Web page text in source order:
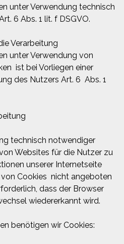
unter Verwendung technisch
6 Abs. 1 lit. f DSGVO.
Verarbeitung
unter Verwendung von
ist bei Vorliegen einer
des Nutzers Art. 6 Abs. 1
technisch notwendiger
Websites für die Nutzer zu
unserer Internetseite
Cookies nicht angeboten
dass der Browser
wiedererkannt wird.
benötigen wir Cookies: